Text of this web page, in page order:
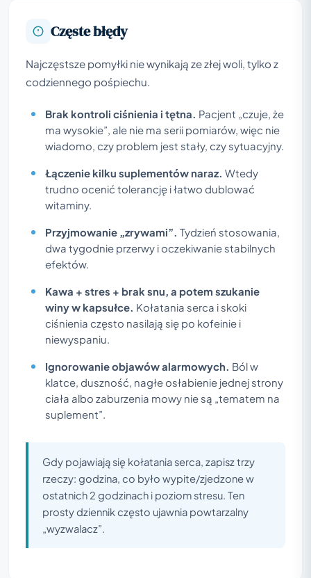
Częste błędy
Najczęstsze pomyłki nie wynikają ze złej woli, tylko z
codziennego pośpiechu.
Brak kontroli ciśnienia i tętna. Pacjent „czuje, że
ma wysokie”, ale nie ma serii pomiarów, więc nie
wiadomo, czy problem jest stały, czy sytuacyjny.
Łączenie kilku suplementów naraz. Wtedy
trudno ocenić tolerancję i łatwo dublować
witaminy.
Przyjmowanie „zrywami”. Tydzień stosowania,
dwa tygodnie przerwy i oczekiwanie stabilnych
efektów.
Kawa + stres + brak snu, a potem szukanie
winy w kapsułce. Kołatania serca i skoki
ciśnienia często nasilają się po kofeinie i
niewyspaniu.
Ignorowanie objawów alarmowych. Ból w
klatce, duszność, nagłe osłabienie jednej strony
ciała albo zaburzenia mowy nie są „tematem na
suplement”.
Gdy pojawiają się kołatania serca, zapisz trzy
rzeczy: godzina, co było wypite/zjedzone w
ostatnich 2 godzinach i poziom stresu. Ten
prosty dziennik często ujawnia powtarzalny
„wyzwalacz”.